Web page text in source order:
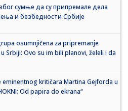
сумње да су припремале дела
и безбедности Србије
osumnjičena za pripremanje
Srbiji: Ovo su im bili planovi, želeli i da
eminentnog kritičara Martina Gejforda u
Od papira do ekrana“